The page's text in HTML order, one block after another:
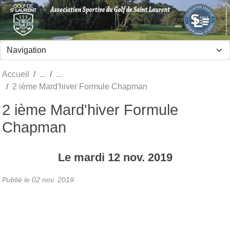
Accueil
2 ième Mard'hiver Formule Chapman
2 ième Mard'hiver Formule
Chapman
Le mardi 12 nov. 2019
Publié le 02 nov. 2019
Panneau de gestion des cookies